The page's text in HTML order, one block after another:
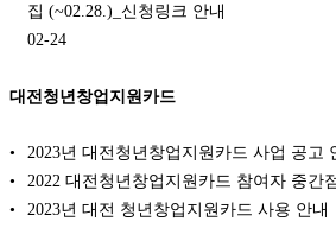
집 (~02.28.)_신청링크 안내
02-24
대전청년창업지원카드
2023년 대전청년창업지원카드 사업 공고
2022 대전청년창업지원카드 참여자 중간
2023년 대전 청년창업지원카드 사용 안내